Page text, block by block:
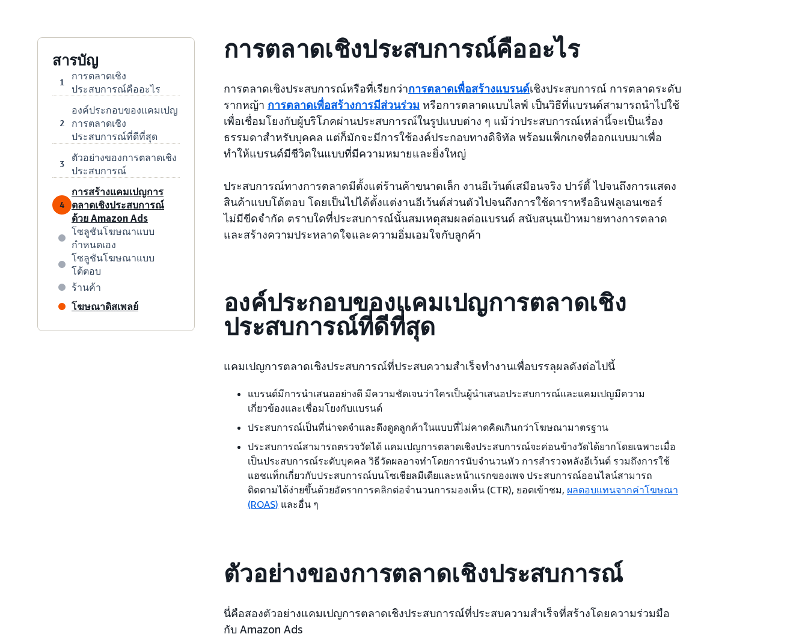
สารบัญ
1
การตลาดเชิง
ประสบการณ์คืออะไร
2
องค์ประกอบของแคมเปญ
การตลาดเชิง
ประสบการณ์ที่ดีที่สุด
3
ตัวอย่างของการตลาดเชิง
ประสบการณ์
4
การสร้างแคมเปญการ
ตลาดเชิงประสบการณ์
ด้วย Amazon Ads
โซลูชันโฆษณาแบบ
กำหนดเอง
โซลูชันโฆษณาแบบ
โต้ตอบ
ร้านค้า
โฆษณาดิสเพลย์
การตลาดเชิงประสบการณ์คืออะไร
การตลาดเชิงประสบการณ์หรือที่เรียกว่าการตลาดเพื่อสร้างแบรนด์เชิงประสบการณ์ การตลาดระดับ
รากหญ้า การตลาดเพื่อสร้างการมีส่วนร่วม หรือการตลาดแบบไลฟ์ เป็นวิธีที่แบรนด์สามารถนำไปใช้
เพื่อเชื่อมโยงกับผู้บริโภคผ่านประสบการณ์ในรูปแบบต่าง ๆ แม้ว่าประสบการณ์เหล่านี้จะเป็นเรื่อง
ธรรมดาสำหรับบุคคล แต่ก็มักจะมีการใช้องค์ประกอบทางดิจิทัล พร้อมแพ็กเกจที่ออกแบบมาเพื่อ
ทำให้แบรนด์มีชีวิตในแบบที่มีความหมายและยิ่งใหญ่
ประสบการณ์ทางการตลาดมีตั้งแต่ร้านค้าขนาดเล็ก งานอีเว้นต์เสมือนจริง ปาร์ตี้ ไปจนถึงการแสดง
สินค้าแบบโต้ตอบ โดยเป็นไปได้ตั้งแต่งานอีเว้นต์ส่วนตัวไปจนถึงการใช้ดาราหรืออินฟลูเอนเซอร์
ไม่มีขีดจำกัด ตราบใดที่ประสบการณ์นั้นสมเหตุสมผลต่อแบรนด์ สนับสนุนเป้าหมายทางการตลาด
และสร้างความประหลาดใจและความอิ่มเอมใจกับลูกค้า
องค์ประกอบของแคมเปญการตลาดเชิง
ประสบการณ์ที่ดีที่สุด
แคมเปญการตลาดเชิงประสบการณ์ที่ประสบความสำเร็จทำงานเพื่อบรรลุผลดังต่อไปนี้
แบรนด์มีการนำเสนออย่างดี มีความชัดเจนว่าใครเป็นผู้นำเสนอประสบการณ์และแคมเปญมีความ
เกี่ยวข้องและเชื่อมโยงกับแบรนด์
ประสบการณ์เป็นที่น่าจดจำและดึงดูดลูกค้าในแบบที่ไม่คาดคิดเกินกว่าโฆษณามาตรฐาน
ประสบการณ์สามารถตรวจวัดได้ แคมเปญการตลาดเชิงประสบการณ์จะค่อนข้างวัดได้ยากโดยเฉพาะเมื่อ
เป็นประสบการณ์ระดับบุคคล วิธีวัดผลอาจทำโดยการนับจำนวนหัว การสำรวจหลังอีเว้นต์ รวมถึงการใช้
แฮชแท็กเกี่ยวกับประสบการณ์บนโซเชียลมีเดียและหน้าแรกของเพจ ประสบการณ์ออนไลน์สามารถ
ติดตามได้ง่ายขึ้นด้วยอัตราการคลิกต่อจำนวนการมองเห็น (CTR), ยอดเข้าชม, ผลตอบแทนจากค่าโฆษณา
(ROAS) และอื่น ๆ
ตัวอย่างของการตลาดเชิงประสบการณ์
นี่คือสองตัวอย่างแคมเปญการตลาดเชิงประสบการณ์ที่ประสบความสำเร็จที่สร้างโดยความร่วมมือ
กับ Amazon Ads